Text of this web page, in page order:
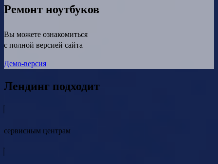
Ремонт ноутбуков
Вы можете ознакомиться
с полной версией сайта
Демо-версия
Лендинг подходит
сервисным центрам